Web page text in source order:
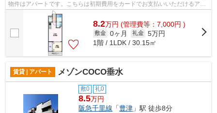
物件はアパートです。こちらは初期費用をカードでお支払いいただけるアパ
ートです。毎日のごみ捨てが楽になる...
8.2万円 (管理費等：7,000円 )
敷金 0ヶ月 礼金 5万円
1階 / 1LDK / 30.15㎡
賃貸 | アパート メゾンCOCO垂水
敷0 礼0
8.5万円
阪急千里線 「豊津 」駅 徒歩8分